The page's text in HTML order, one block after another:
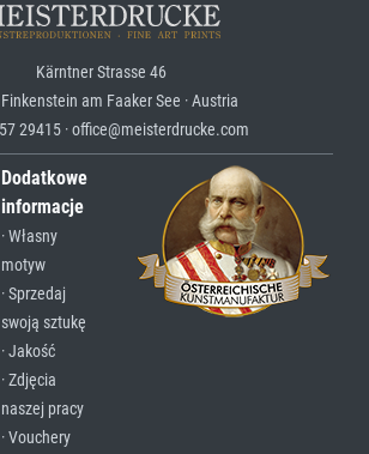
Kärntner Strasse 46
am Faaker See · Austria
29415 · office@meisterdrucke.com
Dodatkowe
informacje
· Własny
motyw
· Sprzedaj
swoją sztukę
· Jakość
· Zdjęcia
naszej pracy
· Vouchery